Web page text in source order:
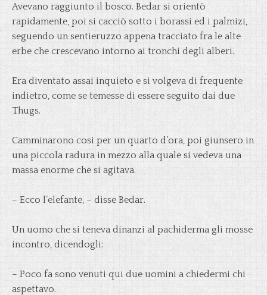
Avevano raggiunto il bosco. Bedar si orientò
rapidamente, poi si cacciò sotto i borassi ed i palmizi,
seguendo un sentieruzzo appena tracciato fra le alte
erbe che crescevano intorno ai tronchi degli alberi.
Era diventato assai inquieto e si volgeva di frequente
indietro, come se temesse di essere seguito dai due
Thugs.
Camminarono cosi per un quarto d’ora, poi giunsero in
una piccola radura in mezzo alla quale si vedeva una
massa enorme che si agitava.
– Ecco l’elefante, – disse Bedar.
Un uomo che si teneva dinanzi al pachiderma gli mosse
incontro, dicendogli:
– Poco fa sono venuti qui due uomini a chiedermi chi
aspettavo.